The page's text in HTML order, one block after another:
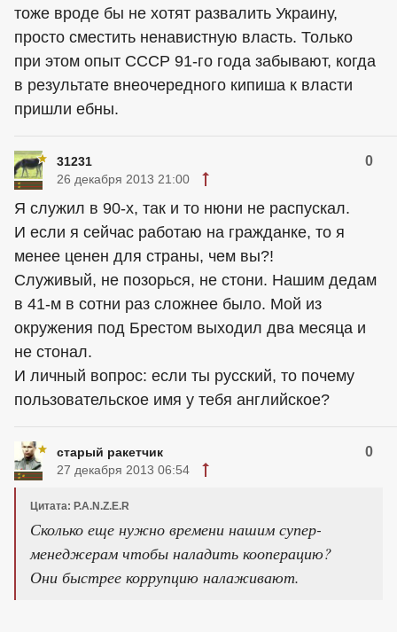
тоже вроде бы не хотят развалить Украину,
просто сместить ненавистную власть. Только
при этом опыт СССР 91-го года забывают, когда
в результате внеочередного кипиша к власти
пришли ебны.
31231 0
26 декабря 2013 21:00
Я служил в 90-х, так и то нюни не распускал.
И если я сейчас работаю на гражданке, то я
менее ценен для страны, чем вы?!
Служивый, не позорься, не стони. Нашим дедам
в 41-м в сотни раз сложнее было. Мой из
окружения под Брестом выходил два месяца и
не стонал.
И личный вопрос: если ты русский, то почему
пользовательское имя у тебя английское?
старый ракетчик 0
27 декабря 2013 06:54
Цитата: P.A.N.Z.E.R
Сколько еще нужно времени нашим супер-
менеджерам чтобы наладить кооперацию?
Они быстрее коррупцию налаживают.